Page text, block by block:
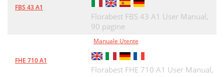
FBS 43 A1
Florabest FBS 43 A1 User Manual,
90 pagine
FHE 710 A1
Manuale Utente
Florabest FHE 710 A1 User Manual,